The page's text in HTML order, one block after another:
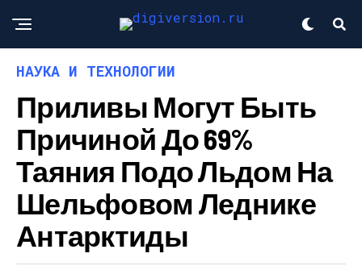
НАУКА И ТЕХНОЛОГИИ
Приливы Могут Быть
Причиной До 69%
Таяния Подо Льдом На
Шельфовом Леднике
Антарктиды